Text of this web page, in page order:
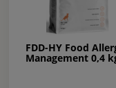
FDD-HY Food
Management 0,4